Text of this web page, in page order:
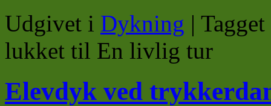
Udgivet i Dykning | Tagget
lukket til En livlig tur
Elevdyk ved